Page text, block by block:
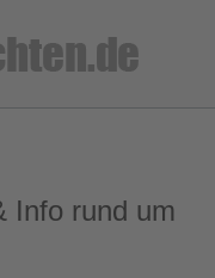
Info rund um